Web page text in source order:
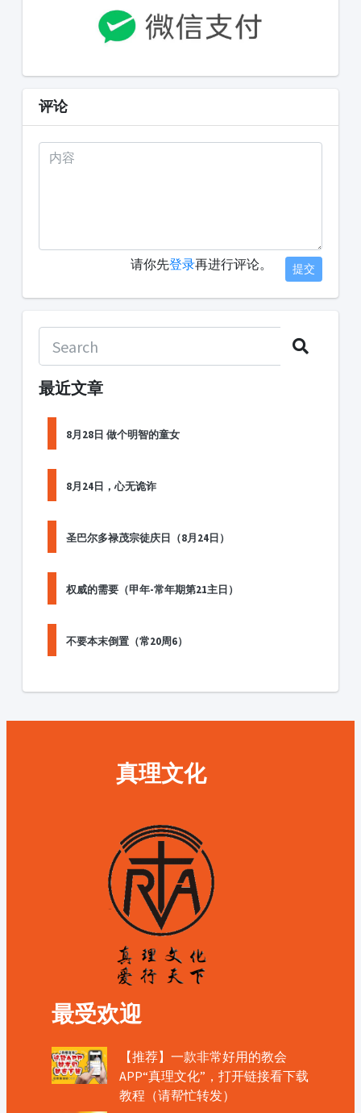
评论
请你先登录再进行评论。 提交
最近文章
8月28日 做个明智的童女
8月24日，心无诡诈
圣巴尔多禄茂宗徒庆日（8月24日）
权威的需要（甲年-常年期第21主日）
不要本末倒置（常20周6）
真理文化
最受欢迎
【推荐】一款非常好用的教会
APP“真理文化”，打开链接看下载
教程（请帮忙转发）